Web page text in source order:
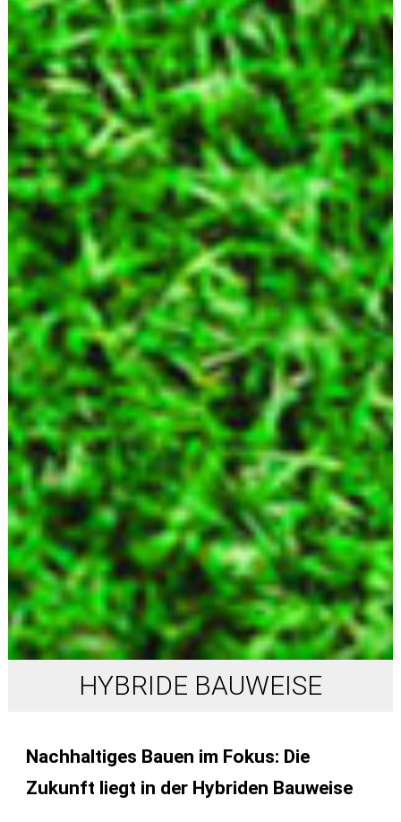
HYBRIDE BAUWEISE
Nachhaltiges Bauen im Fokus: Die
Zukunft liegt in der Hybriden Bauweise